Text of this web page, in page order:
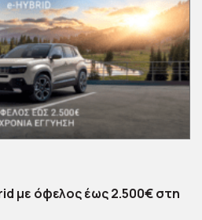
με όφελος έως 2.500€ στη